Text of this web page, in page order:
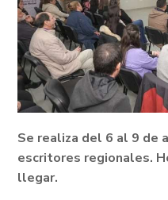
Se realiza del 6 al 9 de
escritores regionales.
llegar.